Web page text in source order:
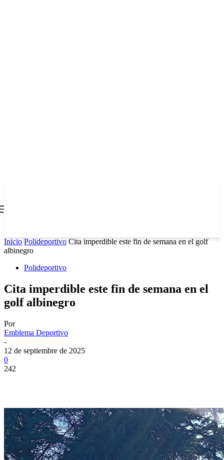
Inicio Polideportivo Cita imperdible este fin de semana en el golf
albinegro
Polideportivo
Cita imperdible este fin de semana en el
golf albinegro
Por
Emblema Deportivo
-
12 de septiembre de 2025
0
242